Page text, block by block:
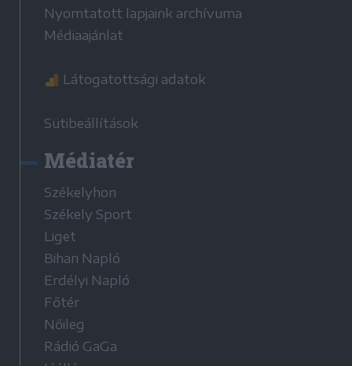
Nyomtatott lapjaink archívuma
Médiaajánlat
Látogatottsági adatok
Sütibeállítások
Médiatér
Székelyhon
Székely Sport
Liget
Bihari Napló
Erdélyi Napló
Főtér
Nőileg
Rádió GaGa